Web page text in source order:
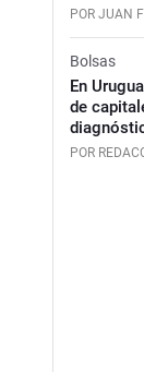
POR JUAN
Bolsas
En
de
POR